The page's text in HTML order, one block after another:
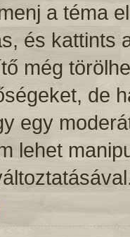
a téma
és kattints
még
de
egy
lehet